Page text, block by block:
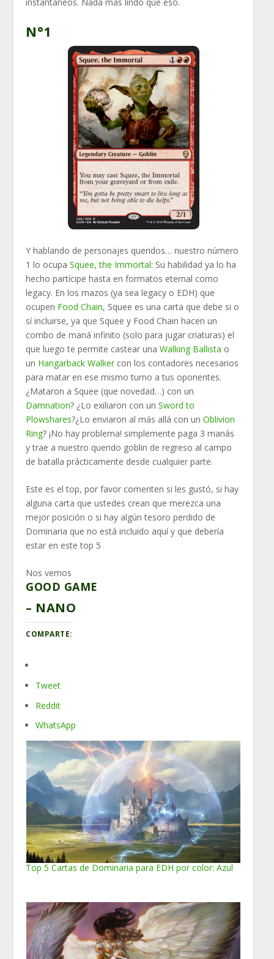
N°1
Y hablando de personajes queridos… nuestro número
1 lo ocupaSquee, the Immortal: Su habilidad ya lo ha
hecho partícipe hasta en formatos eternal como
legacy. En los mazos (ya sea legacy o EDH) que
ocupen Food Chain, Squee es una carta que debe si o
sí incluirse, ya que Squee y Food Chain hacen un
combo de maná infinito (solo para jugar criaturas) el
que luego te permite castear unaWalking Ballista o
un Hangarback Walker con los contadores necesarios
para matar en ese mismo turno a tus oponentes.
¿Mataron a Squee (que novedad…) con un
Damnation? ¿Lo exiliaron con unSword to
Plowshares?¿Lo enviaron al más allá con unOblivion
Ring? ¡No hay problema! simplemente paga 3 manás
y trae a nuestro querido goblin de regreso al campo
de batalla prácticamente desde cualquier parte.
Este es el top, por favor comenten si les gustó, si hay
alguna carta que ustedes crean que merezca una
mejor posición o si hay algún tesoro perdido de
Dominaria que no está incluido aquí y que debería
estar en este top 5
Nos vemos
GOOD GAME
– NANO
COMPARTE:
Tweet
Reddit
WhatsApp
Top 5 Cartas de Dominaria para EDH por color: Azul